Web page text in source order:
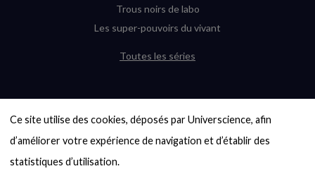
Ce site utilise des cookies, déposés par Universcience, afin
d’améliorer votre expérience de navigation et d’établir des
statistiques d’utilisation.
Trous noirs de labo
Les super-pouvoirs du vivant
Toutes les séries
6000 exoplanètes, et pas de « Terre »
en vue ?
Quel avenir pour les cryptos ?